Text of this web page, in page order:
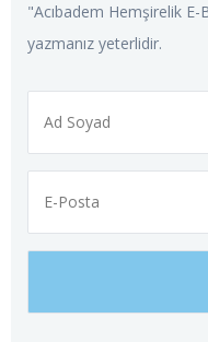
"Acıbadem Hemşirelik
yazmanız yeterlidir.